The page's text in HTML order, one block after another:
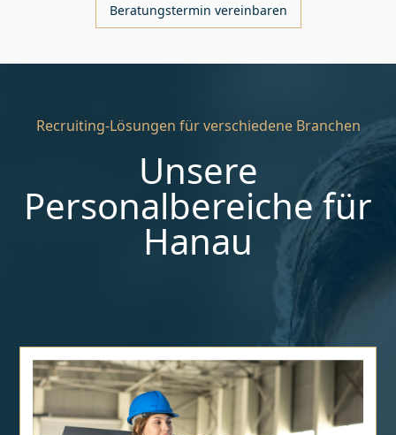
Beratungstermin vereinbaren
Recruiting-Lösungen für verschiedene Branchen
Unsere
Personalbereiche für
Hanau